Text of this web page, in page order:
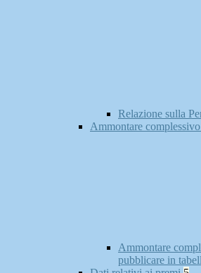
Relazione sulla
Ammontare
Ammontare
pubblicare in